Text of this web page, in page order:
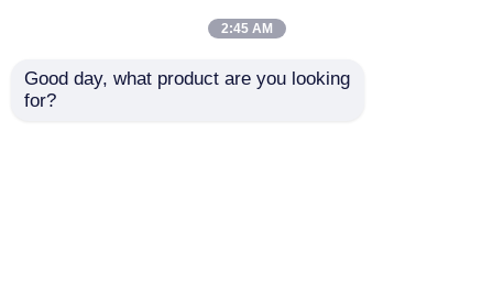
Seria kontroli strat
2:45 AM
Good day, what product are you looking
for?